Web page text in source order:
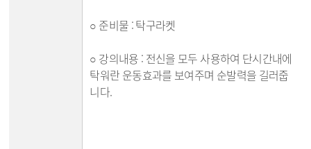
○ 준비물 : 탁구라켓
○ 강의내용 : 전신을 모두 사용하여 단시간내에
탁워란 운동효과를 보여주며 순발력을 길러줍
니다.